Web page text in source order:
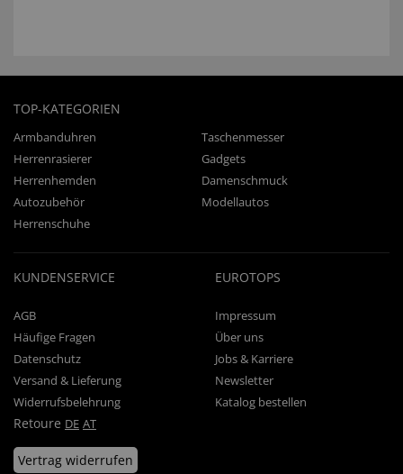
TOP-KATEGORIEN
Armbanduhren
Taschenmesser
Herrenrasierer
Gadgets
Herrenhemden
Damenschmuck
Autozubehör
Modellautos
Herrenschuhe
KUNDENSERVICE
AGB
Häufige Fragen
Datenschutz
Versand & Lieferung
Widerrufsbelehrung
Retoure DE AT
Vertrag widerrufen
EUROTOPS
Impressum
Über uns
Jobs & Karriere
Newsletter
Katalog bestellen